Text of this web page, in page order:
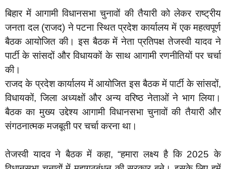
बिहार में आगामी विधानसभा चुनावों की तैयारी को लेकर राष्ट्रीय
जनता दल (राजद) ने पटना स्थित प्रदेश कार्यालय में एक महत्वपूर्ण
बैठक आयोजित की। इस बैठक में नेता प्रतिपक्ष तेजस्वी यादव ने
पार्टी के सांसदों और विधायकों के साथ आगामी रणनीतियों पर चर्चा
की।
राजद के प्रदेश कार्यालय में आयोजित इस बैठक में पार्टी के सांसदों,
विधायकों, जिला अध्यक्षों और अन्य वरिष्ठ नेताओं ने भाग लिया।
बैठक का मुख्य उद्देश्य आगामी विधानसभा चुनावों की तैयारी और
संगठनात्मक मजबूती पर चर्चा करना था।
तेजस्वी यादव ने बैठक में कहा, “हमारा लक्ष्य है कि 2025 के